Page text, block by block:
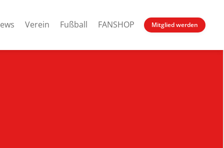
Verein Fußball FANSHOP Mitglied werden